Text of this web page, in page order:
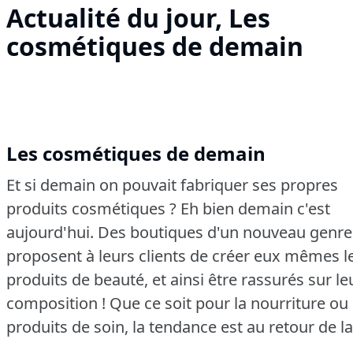
Actualité du jour, Les
cosmétiques de demain
Les cosmétiques de demain
Et si demain on pouvait fabriquer ses propres
produits cosmétiques ? Eh bien demain c'est
aujourd'hui. Des boutiques d'un nouveau genre
proposent à leurs clients de créer eux mêmes
produits de beauté, et ainsi être rassurés sur
composition ! Que ce soit pour la nourriture ou
produits de soin, la tendance est au retour de la